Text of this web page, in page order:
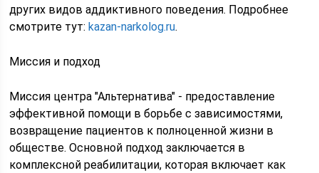
других видов аддиктивного поведения. Подробнее
смотрите тут:kazan-narkolog.ru.
Миссия и подход
Миссия центра "Альтернатива" - предоставление
эффективной помощи в борьбе с зависимостями,
возвращение пациентов к полноценной жизни в
обществе. Основной подход заключается в
комплексной реабилитации, которая включает как